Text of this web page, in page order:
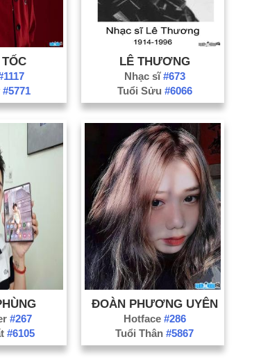
#5771
LÊ THƯƠNG
Nhạc sĩ#673
Tuổi Sửu #6066
#267
#6105
ĐOÀN PHƯƠNG UYÊN
Hotface #286
Tuổi Thân#5867